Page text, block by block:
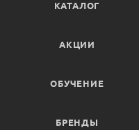
КАТАЛОГ
АКЦИИ
ОБУЧЕНИЕ
БРЕНДЫ